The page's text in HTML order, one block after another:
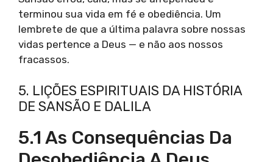
terminou sua vida em fé e obediência. Um
lembrete de que a última palavra sobre nossas
vidas pertence a Deus — e não aos nossos
fracassos.
5. LIÇÕES ESPIRITUAIS DA HISTÓRIA
DE SANSÃO E DALILA
5.1 As Consequências Da